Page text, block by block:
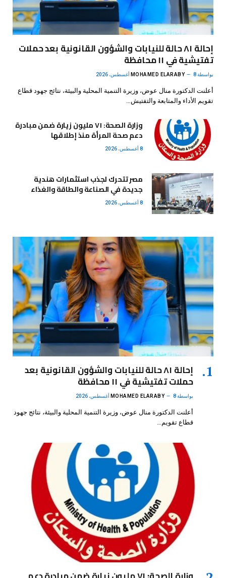
إحالة ٨١ حالة للنيابات والشؤون القانونية بعد حملات
تفتيشية في ١١ محافظة
بواسطة MOHAMED ELARABY 8 أغسطس، 2026
أعلنت الدكتورة منال عوض، وزيرة التنمية المحلية والبيئة، نتائج جهود قطاع
تقويم الأداء والمتابعة والتفتيش…
وزارة الصحة: ٧١ مليون زيارة ضمن مبادرة
دعم صحة المرأة منذ إطلاقها
8 أغسطس، 2026
مصر تتحرك لجذب استثمارات هندية
جديدة في الصناعة والطاقة والغذاء
8 أغسطس، 2026
إحالة ٨١ حالة للنيابات والشؤون القانونية بعد
حملات تفتيشية في ١١ محافظة
بواسطة MOHAMED ELARABY 8 أغسطس، 2026
أعلنت الدكتورة منال عوض، وزيرة التنمية المحلية والبيئة، نتائج جهود
قطاع تقويم…